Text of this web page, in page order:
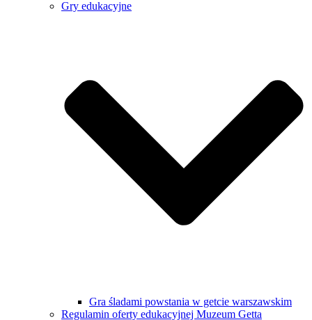
Gry edukacyjne
Gra śladami powstania w getcie warszawskim
Regulamin oferty edukacyjnej Muzeum Getta